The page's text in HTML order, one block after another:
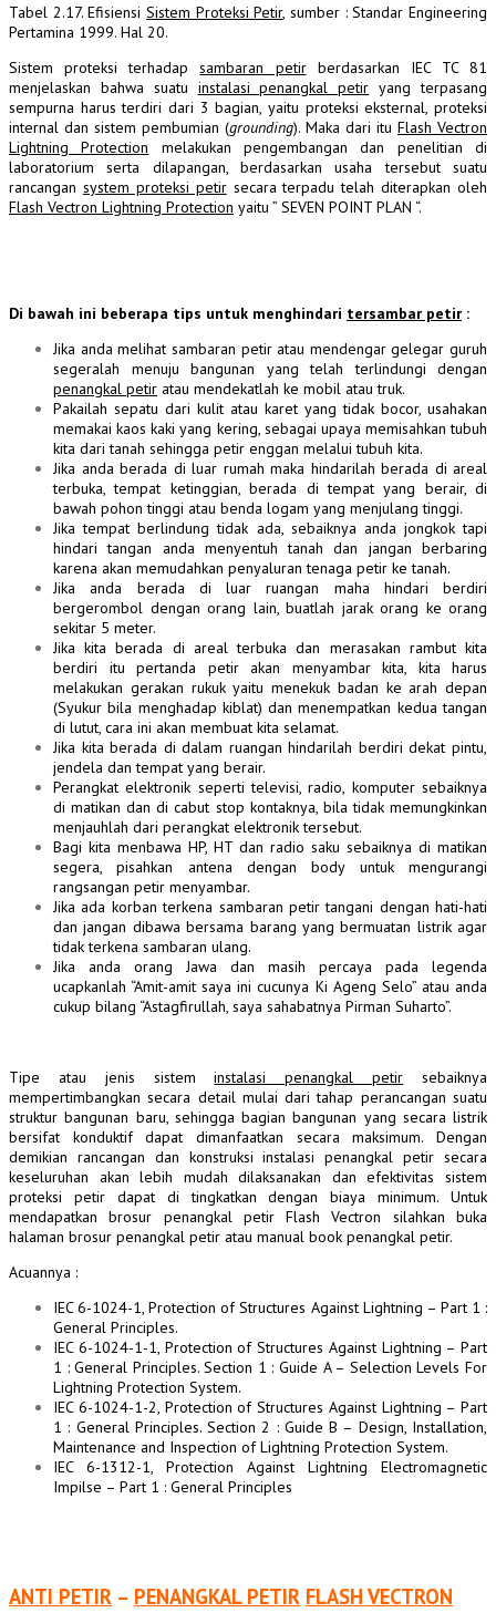
Tabel 2.17. Efisiensi Sistem Proteksi Petir, sumber : Standar Engineering
Pertamina 1999. Hal 20.
Sistem proteksi terhadapsambaran petirberdasarkan IEC TC 81
menjelaskan bahwa suatu instalasi penangkal petir yang terpasang
sempurna harus terdiri dari 3 bagian, yaitu proteksi eksternal, proteksi
internal dan sistem pembumian (grounding). Maka dari itu Flash Vectron
Lightning Protection melakukan pengembangan dan penelitian di
laboratorium serta dilapangan, berdasarkan usaha tersebut suatu
rancangan system proteksi petirsecara terpadu telah diterapkan oleh
Flash Vectron Lightning Protection yaitu ” SEVEN POINT PLAN “.
Di bawah ini beberapa tips untuk menghindari tersambar petir :
Jika anda melihat sambaran petir atau mendengar gelegar guruh
segeralah menuju bangunan yang telah terlindungi dengan
penangkal petir atau mendekatlah ke mobil atau truk.
Pakailah sepatu dari kulit atau karet yang tidak bocor, usahakan
memakai kaos kaki yang kering, sebagai upaya memisahkan tubuh
kita dari tanah sehingga petir enggan melalui tubuh kita.
Jika anda berada di luar rumah maka hindarilah berada di areal
terbuka, tempat ketinggian, berada di tempat yang berair, di
bawah pohon tinggi atau benda logam yang menjulang tinggi.
Jika tempat berlindung tidak ada, sebaiknya anda jongkok tapi
hindari tangan anda menyentuh tanah dan jangan berbaring
karena akan memudahkan penyaluran tenaga petir ke tanah.
Jika anda berada di luar ruangan maha hindari berdiri
bergerombol dengan orang lain, buatlah jarak orang ke orang
sekitar 5 meter.
Jika kita berada di areal terbuka dan merasakan rambut kita
berdiri itu pertanda petir akan menyambar kita, kita harus
melakukan gerakan rukuk yaitu menekuk badan ke arah depan
(Syukur bila menghadap kiblat) dan menempatkan kedua tangan
di lutut, cara ini akan membuat kita selamat.
Jika kita berada di dalam ruangan hindarilah berdiri dekat pintu,
jendela dan tempat yang berair.
Perangkat elektronik seperti televisi, radio, komputer sebaiknya
di matikan dan di cabut stop kontaknya, bila tidak memungkinkan
menjauhlah dari perangkat elektronik tersebut.
Bagi kita menbawa HP, HT dan radio saku sebaiknya di matikan
segera, pisahkan antena dengan body untuk mengurangi
rangsangan petir menyambar.
Jika ada korban terkena sambaran petir tangani dengan hati-hati
dan jangan dibawa bersama barang yang bermuatan listrik agar
tidak terkena sambaran ulang.
Jika anda orang Jawa dan masih percaya pada legenda
ucapkanlah “Amit-amit saya ini cucunya Ki Ageng Selo” atau anda
cukup bilang “Astagfirullah, saya sahabatnya Pirman Suharto”.
Tipe atau jenis sisteminstalasi penangkal petir sebaiknya
mempertimbangkan secara detail mulai dari tahap perancangan suatu
struktur bangunan baru, sehingga bagian bangunan yang secara listrik
bersifat konduktif dapat dimanfaatkan secara maksimum. Dengan
demikian rancangan dan konstruksi instalasi penangkal petir secara
keseluruhan akan lebih mudah dilaksanakan dan efektivitas sistem
proteksi petir dapat di tingkatkan dengan biaya minimum. Untuk
mendapatkan brosur penangkal petir Flash Vectron silahkan buka
halaman brosur penangkal petir atau manual book penangkal petir.
Acuannya :
IEC 6-1024-1, Protection of Structures Against Lightning – Part 1 :
General Principles.
IEC 6-1024-1-1, Protection of Structures Against Lightning – Part
1 : General Principles. Section 1 : Guide A – Selection Levels For
Lightning Protection System.
IEC 6-1024-1-2, Protection of Structures Against Lightning – Part
1 : General Principles. Section 2 : Guide B – Design, Installation,
Maintenance and Inspection of Lightning Protection System.
IEC 6-1312-1, Protection Against Lightning Electromagnetic
Impilse – Part 1 : General Principles
ANTI PETIR – PENANGKAL PETIR FLASH VECTRON